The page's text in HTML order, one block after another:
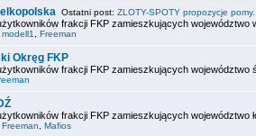
Ostatni post: ZLOTY-SPOTY propozycje
frakcji FKP zamieszkujących województwo
modell1 Freeman
Okręg FKP
frakcji FKP zamieszkujących województwo
frakcji FKP zamieszkujących województwo
Freeman Mafios